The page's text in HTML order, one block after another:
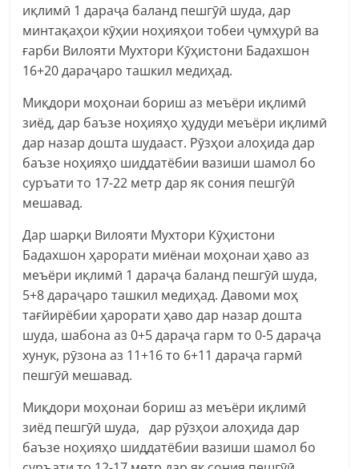
иқлимӣ 1 дараҷа баланд пешгӯӣ шуда, дар
минтақаҳои кӯҳии ноҳияҳои тобеи ҷумҳурӣ ва
ғарби Вилояти Мухтори Кӯҳистони Бадахшон
16+20 дараҷаро ташкил медиҳад.
Миқдори моҳонаи бориш аз меъёри иқлимӣ
зиёд, дар баъзе ноҳияҳо ҳудуди меъёри иқлимӣ
дар назар дошта шудааст. Рӯзҳои алоҳида дар
баъзе ноҳияҳо шиддатёбии вазиши шамол бо
суръати то 17-22 метр дар як сония пешгӯӣ
мешавад.
Дар шарқи Вилояти Мухтори Кӯҳистони
Бадахшон ҳарорати миёнаи моҳонаи ҳаво аз
меъёри иқлимӣ 1 дараҷа баланд пешгӯӣ шуда,
5+8 дараҷаро ташкил медиҳад. Давоми моҳ
тағйирёбии ҳарорати ҳаво дар назар дошта
шуда, шабона аз 0+5 дараҷа гарм то 0-5 дараҷа
хунук, рӯзона аз 11+16 то 6+11 дараҷа гармӣ
пешгӯӣ мешавад.
Миқдори моҳонаи бориш аз меъёри иқлимӣ
зиёд пешгӯӣ шуда, дар рӯзҳои алоҳида дар
баъзе ноҳияҳо шиддатёбии вазиши шамол бо